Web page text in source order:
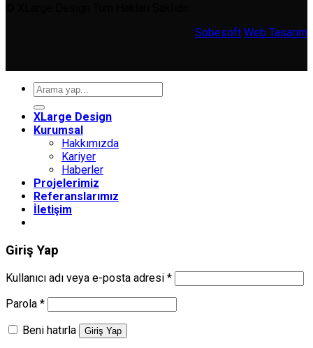
Sobesoft Web Tasarım
Ara:
XLarge Design
Kurumsal
Hakkımızda
Kariyer
Haberler
Projelerimiz
Referanslarımız
İletişim
Giriş Yap
Kullanıcı adı veya e-posta adresi *Gerekli
Parola *Gerekli
Beni hatırla Giriş Yap